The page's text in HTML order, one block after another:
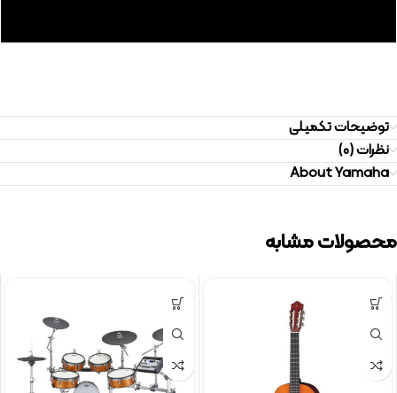
توضیحات تکمیلی
نظرات (0)
About Yamaha
محصولات مشابه